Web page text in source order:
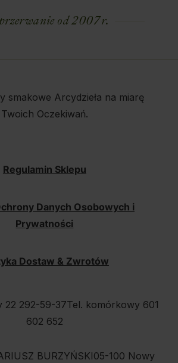
od 2007 r.
smakowe Arcydzieła na miarę
Twoich Oczekiwań.
Regulamin Sklepu
Danych Osobowych i
Prywatności
Dostaw & Zwrotów
22 292-59-37Tel. komórkowy 601
602 652
BURZYŃSKI05-100 Nowy